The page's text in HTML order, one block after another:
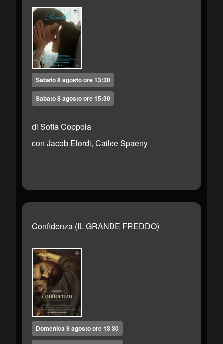
Sabato 8 agosto ore 13:30
Sabato 8 agosto ore 15:30
di Sofia Coppola
con Jacob Elordi, Cailee Spaeny
Confidenza (IL GRANDE FREDDO)
Domenica 9 agosto ore 13:30